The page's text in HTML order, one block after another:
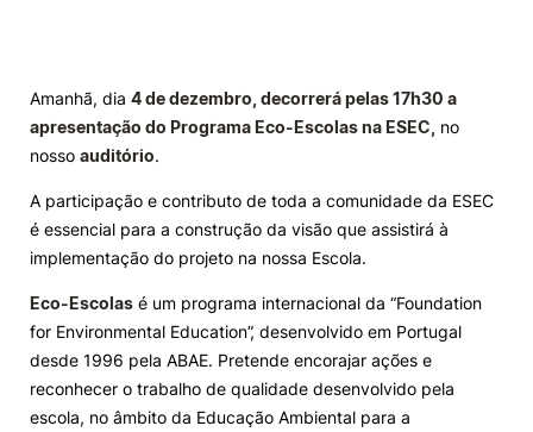
Alunos
Knowledge Factory
Candidaturas
Elogio / Sugestão / Reclamação Contactos Denúncias
Amanhã, dia 4 de dezembro, decorrerá pelas 17h30 a
apresentação do Programa Eco-Escolas na ESEC, no
nosso auditório.
A participação e contributo de toda a comunidade da ESEC
é essencial para a construção da visão que assistirá à
implementação do projeto na nossa Escola.
Eco-Escolas é um programa internacional da “Foundation
for Environmental Education”, desenvolvido em Portugal
desde 1996 pela ABAE. Pretende encorajar ações e
reconhecer o trabalho de qualidade desenvolvido pela
escola, no âmbito da Educação Ambiental para a